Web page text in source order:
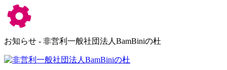
お知らせ - 非営利一般社団法人BamBiniの杜